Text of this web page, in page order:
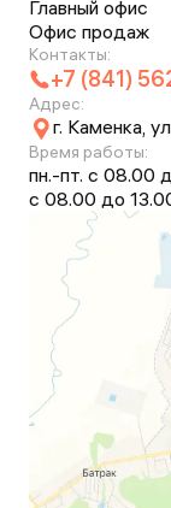
Главный офис
Офис продаж
Контакты:
+7 (841)
Адрес:
г. Каменка,
Время работы:
пн.-пт. с 08.00
с 08.00 до